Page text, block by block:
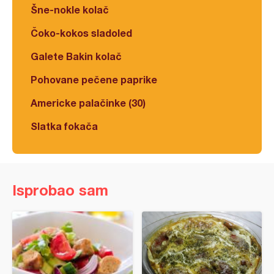
Šne-nokle kolač
Čoko-kokos sladoled
Galete Bakin kolač
Pohovane pečene paprike
Americke palačinke (30)
Slatka fokača
Isprobao sam